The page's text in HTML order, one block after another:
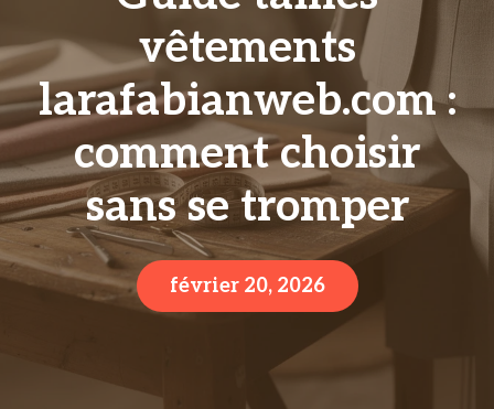
vêtements
larafabianweb.com :
comment choisir
sans se tromper
février 20, 2026